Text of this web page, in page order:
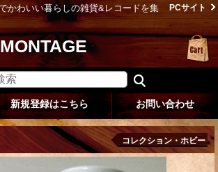
かわいい暮らしの雑貨&レコードを集
PCサイト
新規登録はこちら お問い合わせ
コレクション・ホビー